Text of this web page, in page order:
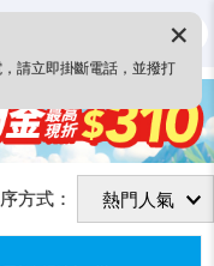
請立即掛斷電話，並撥打
✕
方式：